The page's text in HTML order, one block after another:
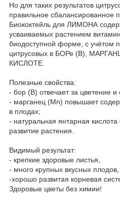
Но для таких результатов
правильное сбалансированное
Биококтейль для ЛИМОНА
усваиваемых растением
биодоступной форме, с учётом
цитрусовых в БОРе (В),
КИСЛОТЕ.
Полезные свойства:
- бор (В) отвечает за цветение и
- марганец (Mn) повышает
в плодах;
- натуральная янтарная
развитие растения.
Видимый результат:
- крепкие здоровые листья,
- много крупных вкусных плодов,
-хорошо развитая корневая
Здоровые цветы без химии!